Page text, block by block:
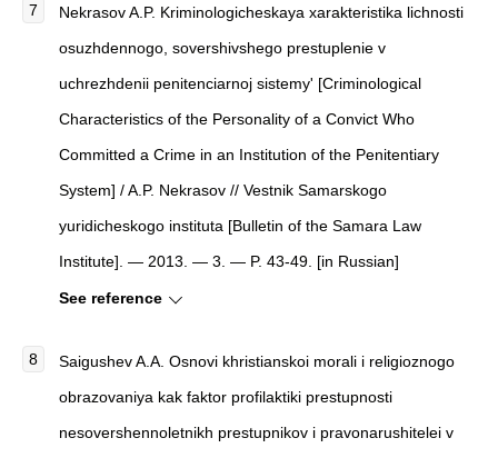
Nekrasov A.P. Kriminologicheskaya xarakteristika lichnosti
osuzhdennogo, sovershivshego prestuplenie v
uchrezhdenii penitenciarnoj sistemy' [Criminological
Characteristics of the Personality of a Convict Who
Committed a Crime in an Institution of the Penitentiary
System] / A.P. Nekrasov // Vestnik Samarskogo
yuridicheskogo instituta [Bulletin of the Samara Law
Institute]. — 2013. — 3. — P. 43-49. [in Russian]
See reference
Saigushev A.A. Osnovi khristianskoi morali i religioznogo
obrazovaniya kak faktor profilaktiki prestupnosti
nesovershennoletnikh prestupnikov i pravonarushitelei v